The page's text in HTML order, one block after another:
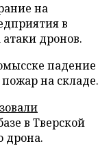
на
в
атаки дронов.
падение
пожар на складе.
в Тверской
дрона.